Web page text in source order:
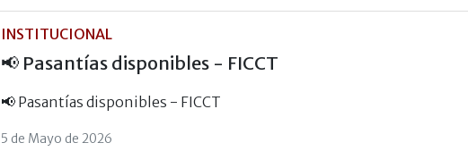
INSTITUCIONAL
📢 Pasantías disponibles - FICCT
📢 Pasantías disponibles - FICCT
5 de Mayo de 2026